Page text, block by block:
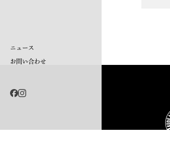
ニュース
お問い合わせ